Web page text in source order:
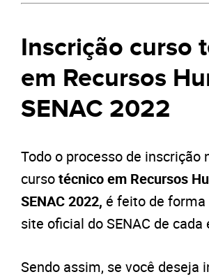
Inscrição curso
em Recursos
SENAC 2022
Todo o processo de inscrição
cursotécnico em Recursos
SENAC 2022, é feito de forma
site oficial do SENAC de cada
Sendo assim, se você deseja